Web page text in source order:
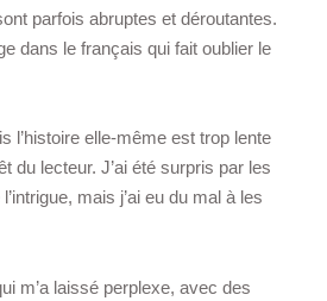
parfois abruptes et déroutantes.
dans le français qui fait oublier le
l’histoire elle-même est trop lente
du lecteur. J’ai été surpris par les
mais j’ai eu du mal à les
m’a laissé perplexe, avec des